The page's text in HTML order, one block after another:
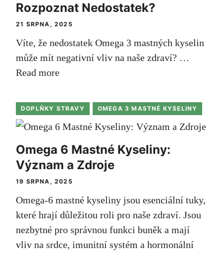
Rozpoznat Nedostatek?
21 SRPNA, 2025
Víte, že nedostatek Omega 3 mastných kyselin
může mít negativní vliv na naše zdraví? …
Read more
DOPLŇKY STRAVY OMEGA 3 MASTNÉ KYSELINY
Omega 6 Mastné Kyseliny:
Význam a Zdroje
19 SRPNA, 2025
Omega-6 mastné kyseliny jsou esenciální tuky,
které hrají důležitou roli pro naše zdraví. Jsou
nezbytné pro správnou funkci buněk a mají
vliv na srdce, imunitní systém a hormonální